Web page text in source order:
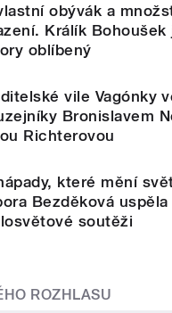
obývák a
Králík Bohoušek
oblíbený
vile Vagónky
Bronislavem
Richterovou
které mění
Bezděková uspěla
soutěži
ROZHLASU